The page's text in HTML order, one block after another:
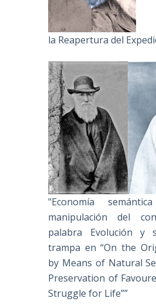
la Reapertura del
"Economía
manipulación del
palabra Evolución y
trampa en “On the
by Means of Natural
Preservation of
Struggle for Life””